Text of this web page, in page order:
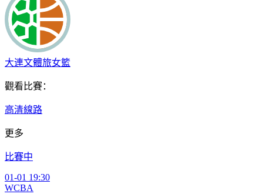
大連文體旅女籃
觀看比賽：
高清線路
更多
比賽中
01-01 19:30
WCBA